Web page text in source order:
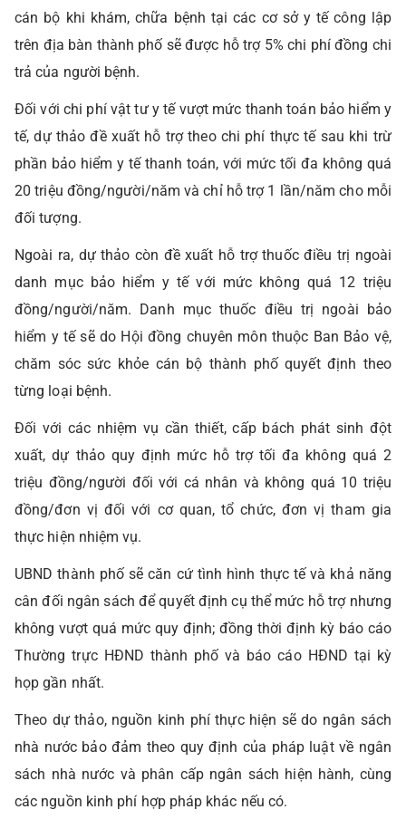
cán bộ khi khám, chữa bệnh tại các cơ sở y tế công lập
trên địa bàn thành phố sẽ được hỗ trợ 5% chi phí đồng chi
trả của người bệnh.
Đối với chi phí vật tư y tế vượt mức thanh toán bảo hiểm y
tế, dự thảo đề xuất hỗ trợ theo chi phí thực tế sau khi trừ
phần bảo hiểm y tế thanh toán, với mức tối đa không quá
20 triệu đồng/người/năm và chỉ hỗ trợ 1 lần/năm cho mỗi
đối tượng.
Ngoài ra, dự thảo còn đề xuất hỗ trợ thuốc điều trị ngoài
danh mục bảo hiểm y tế với mức không quá 12 triệu
đồng/người/năm. Danh mục thuốc điều trị ngoài bảo
hiểm y tế sẽ do Hội đồng chuyên môn thuộc Ban Bảo vệ,
chăm sóc sức khỏe cán bộ thành phố quyết định theo
từng loại bệnh.
Đối với các nhiệm vụ cần thiết, cấp bách phát sinh đột
xuất, dự thảo quy định mức hỗ trợ tối đa không quá 2
triệu đồng/người đối với cá nhân và không quá 10 triệu
đồng/đơn vị đối với cơ quan, tổ chức, đơn vị tham gia
thực hiện nhiệm vụ.
UBND thành phố sẽ căn cứ tình hình thực tế và khả năng
cân đối ngân sách để quyết định cụ thể mức hỗ trợ nhưng
không vượt quá mức quy định; đồng thời định kỳ báo cáo
Thường trực HĐND thành phố và báo cáo HĐND tại kỳ
họp gần nhất.
Theo dự thảo, nguồn kinh phí thực hiện sẽ do ngân sách
nhà nước bảo đảm theo quy định của pháp luật về ngân
sách nhà nước và phân cấp ngân sách hiện hành, cùng
các nguồn kinh phí hợp pháp khác nếu có.